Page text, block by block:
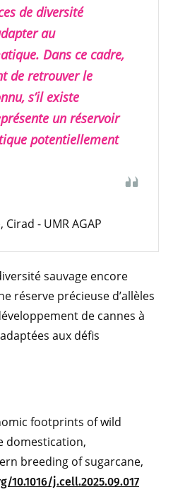
de diversité
au
Dans ce cadre,
de retrouver le
s’il existe
un réservoir
potentiellement
- UMR AGAP
sauvage encore
réserve précieuse d’allèles
de cannes à
aux défis
footprints of wild
domestication,
breeding of sugarcane,
10.1016/j.cell.2025.09.017